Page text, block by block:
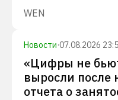
WEN
Новости·07.08.2026
«Цифры не
выросли после
отчета о